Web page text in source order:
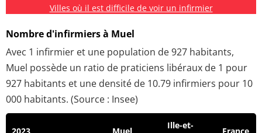
Villes où il est difficile de voir un infirmier
Nombre d'infirmiers à Muel
Avec 1 infirmier et une population de 927 habitants,
Muel possède un ratio de praticiens libéraux de 1 pour
927 habitants et une densité de 10.79 infirmiers pour 10
000 habitants. (Source : Insee)
Ille-et-